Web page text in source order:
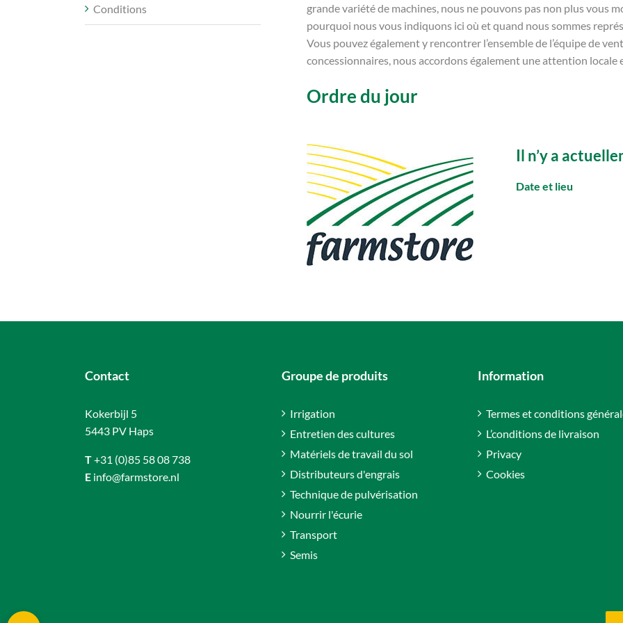
grande variété de machines, nous ne pouvons pas non plus vous
pourquoi nous vous indiquons ici où et quand nous sommes
Vous pouvez également y rencontrer l’ensemble de l’équipe de
concessionnaires, nous accordons également une attention
Ordre du jour
Il n’y a
Date et lieu
Conditions
Contact
Kokerbijl 5
5443 PV Haps
T+31 (0)85 58 08 738
E info@farmstore.nl
Groupe de produits
Irrigation
Entretien des cultures
Matériels de travail du sol
Distributeurs d'engrais
Technique de pulvérisation
Nourrir l'écurie
Transport
Semis
Information
Termes et conditions
L’conditions de livraison
Privacy
Cookies